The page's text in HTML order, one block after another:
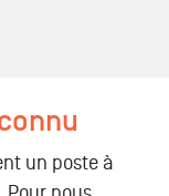
un poste à